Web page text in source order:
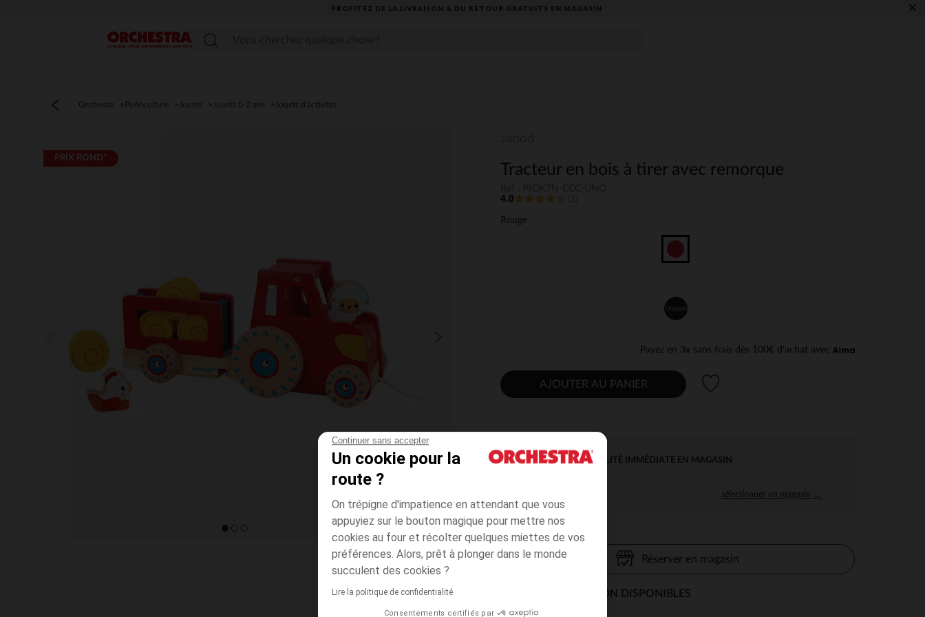
Continuer sans accepter
Un cookie pour la
route ?
On trépigne d'impatience en attendant que vous
appuyiez sur le bouton magique pour mettre nos
cookies au four et récolter quelques miettes de vos
préférences. Alors, prêt à plonger dans le monde
succulent des cookies ?
Lire la politique de confidentialité
Consentements certifiés par
PROFITEZ DE LA LIVRAISON & DU RETOUR GRATUITS EN MAGASIN​ ×
Menu
Orchestra Puériculture Jouets Jouets 0-2 ans Jouets d'activités
PRIX ROND*
Tracteur en bois à tirer avec remorque
4.0
Rouge
Unique
Payez en 3x sans frais dès 100€ d'achat avec
AJOUTER AU PANIER
DISPONIBILITÉ IMMÉDIATE EN MAGASIN
sélectionner un magasin →
Réserver en magasin
MODES DE LIVRAISON DISPONIBLES